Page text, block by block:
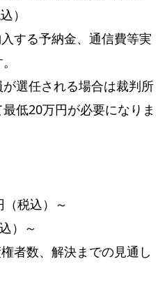
）
する予納金、通信費等実
選任される場合は裁判所
低20万円が必要になりま
税込）～
）～
数、解決までの見通し